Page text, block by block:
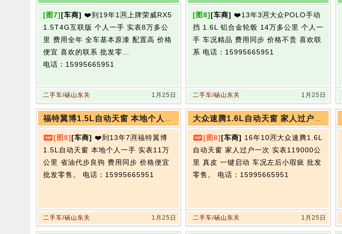
[图7][车商] ❤️到19年1🈷️上牌荣威RX5
1.5T4G互联版 个人一手 实表8万多公
里 费用全年 全车基本原漆 配置高 价格
便宜 喜欢的联系 批发零…
电话：15995665951
二手车/砀山东关 1月25日
[图8][车商] ❤️13年3🈷️大众POLO手动
挡 1.6L 铝合金轮毂 14万多公里 个人一
手 车况精品 费用同步 价格不贵 喜欢联
系 电话：15995665951
二手车/砀山东关 1月25日
[图8][车商] ❤️到13年7🈷️福特翼博
1.5L自动天窗 本地个人一手 实表11万
公里 省油代步良驹 费用同步 价格便宜
批发零售。 电话：15995665951
二手车/砀山东关 1月25日
[图8][车商] 16年10🈷️大众速腾1.6L
自动天窗 家人过户一次 实表119000公
里 真皮 一键启动 车况左后小瑕疵 批发
零售。 电话：15995665951
二手车/砀山东关 1月25日